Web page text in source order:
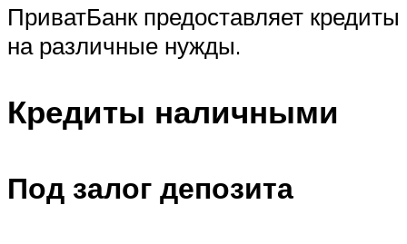
ПриватБанк предоставляет кредиты
на различные нужды.
Кредиты наличными
Под залог депозита